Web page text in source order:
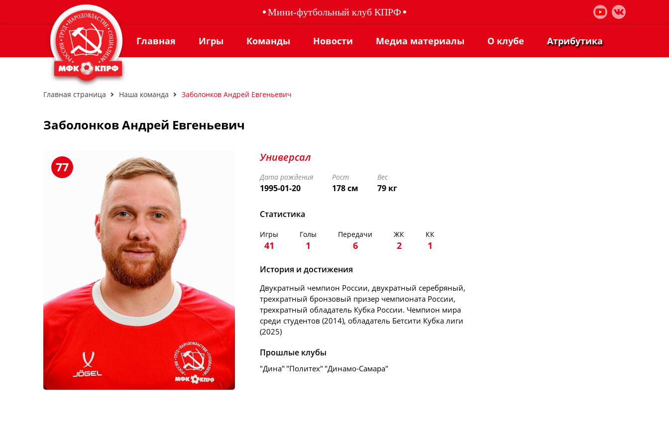
Мини-футбольный клуб КПРФ
Главная Игры Команды Новости Медиа материалы О клубе Атрибутика
Главная страница Наша команда Заболонков Андрей Евгеньевич
Заболонков Андрей Евгеньевич
77
Универсал
Дата рождения
1995-01-20
Рост
178 см
Вес
79 кг
Статистика
Игры
41
Голы
1
Передачи
6
ЖК
2
КК
1
История и достижения
Двукратный чемпион России, двукратный серебряный,
трехкратный бронзовый призер чемпионата России,
трехкратный обладатель Кубка России. Чемпион мира
среди студентов (2014), обладатель Бетсити Кубка лиги
(2025)
Прошлые клубы
"Дина" "Политех" "Динамо-Самара"